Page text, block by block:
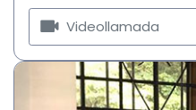
Videollamada